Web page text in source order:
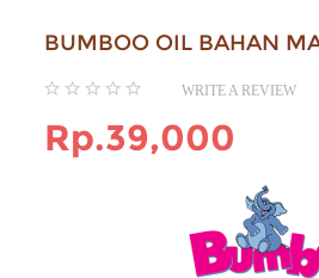
BUMBOO OIL BAHAN
WRITE A REVIEW
Rp.39,000